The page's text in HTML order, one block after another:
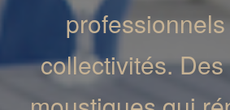
collectivités.